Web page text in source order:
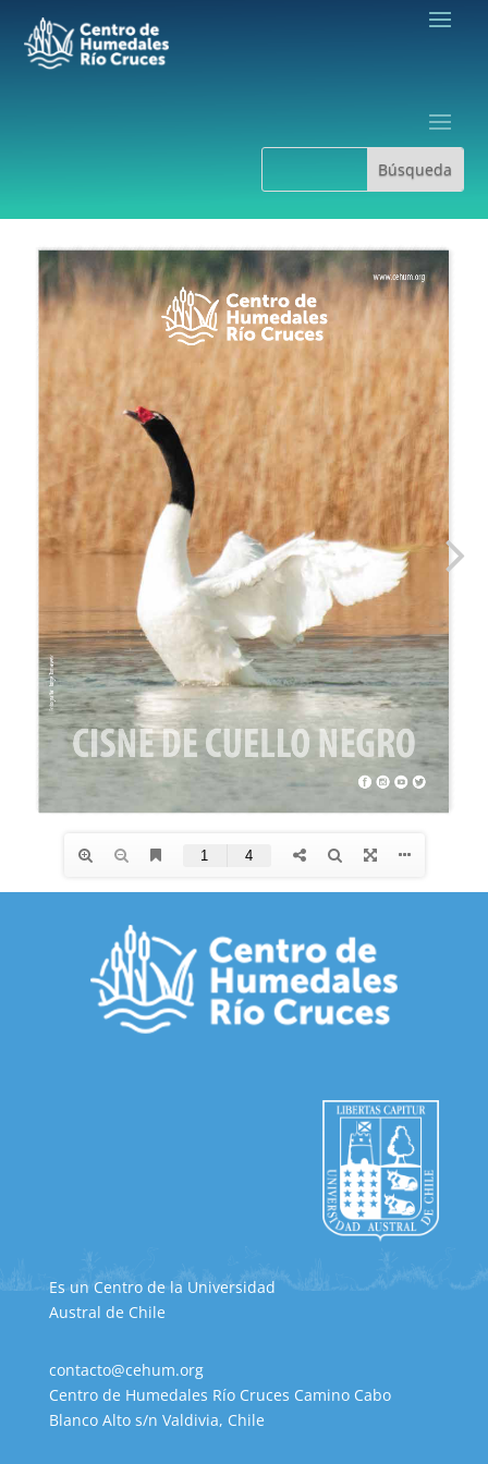
Es un Centro de la Universidad
Austral de Chile
contacto@cehum.org
Centro de Humedales Río Cruces Camino Cabo
Blanco Alto s/n Valdivia, Chile